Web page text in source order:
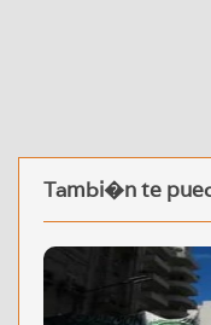
Tambi�n te